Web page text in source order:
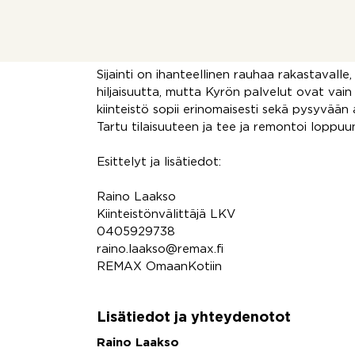
Sijainti on ihanteellinen rauhaa
hiljaisuutta, mutta Kyrön palvelut ovat vain
kiinteistö sopii erinomaisesti sekä pysyvään
Tartu tilaisuuteen ja tee ja remontoi
Esittelyt ja lisätiedot:
Raino Laakso
Kiinteistönvälittäjä LKV
0405929738
raino.laakso@remax.fi
REMAX OmaanKotiin
Lisätiedot ja yhteydenotot
Raino Laakso